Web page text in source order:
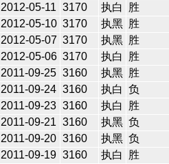
2012-05-11 3170 执白 胜
2012-05-10 3170 执黑 胜
2012-05-07 3170 执黑 胜
2012-05-06 3170 执白 胜
2011-09-25 3160 执黑 胜
2011-09-24 3160 执白 负
2011-09-23 3160 执白 胜
2011-09-21 3160 执黑 负
2011-09-20 3160 执黑 负
2011-09-19 3160 执白 胜